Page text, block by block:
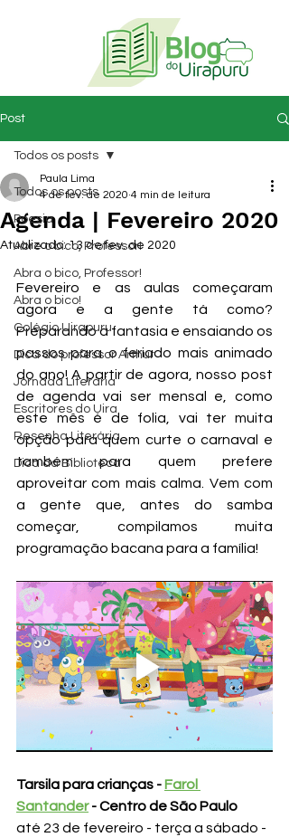
Post
Todos os posts
Poesia
Abre o bico, Professor!
Abra o bico, Professor!
Abra o bico!
Colégio Uirapuru
Dica do professor Arthur
Jornada Literária
Escritores do Uira
Resenha Literária
Dica da Biblioteca
Todos os posts
Agenda | Fevereiro 2020
Paula Lima
4 de fev. de 2020 4 min de leitura
Atualizado:13 de fev. de 2020
Fevereiro e as aulas começaram
agora e a gente tá como?
Preparando a fantasia e ensaiando os
passos para o feriado mais animado
do ano! A partir de agora, nosso post
de agenda vai ser mensal e, como
este mês é de folia, vai ter muita
opção para quem curte o carnaval e
também para quem prefere
aproveitar com mais calma. Vem com
a gente que, antes do samba
começar, compilamos muita
programação bacana para a família!
Tarsila para crianças - Farol
Santander - Centro de São Paulo
até 23 de fevereiro - terça a sábado -